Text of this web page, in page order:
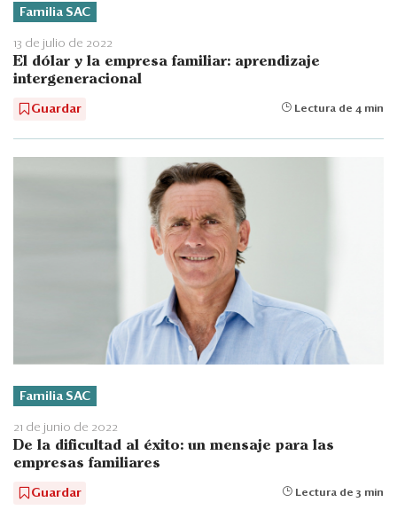
Familia SAC
13 de julio de 2022
El dólar y la empresa familiar: aprendizaje
intergeneracional
Guardar Lectura de 4 min
Familia SAC
21 de junio de 2022
De la dificultad al éxito: un mensaje para las
empresas familiares
Guardar Lectura de 3 min